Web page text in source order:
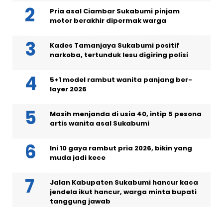
Pria asal Ciambar Sukabumi pinjam
motor berakhir dipermak warga
Kades Tamanjaya Sukabumi positif
narkoba, tertunduk lesu digiring polisi
5+1 model rambut wanita panjang ber-
layer 2026
Masih menjanda di usia 40, intip 5 pesona
artis wanita asal Sukabumi
Ini 10 gaya rambut pria 2026, bikin yang
muda jadi kece
Jalan Kabupaten Sukabumi hancur kaca
jendela ikut hancur, warga minta bupati
tanggung jawab